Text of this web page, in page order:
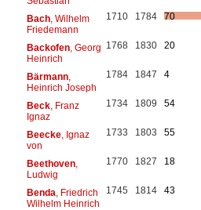
Bach, Wilhelm
Friedemann
1710 1784 70
Backofen, Georg
Heinrich
1768 1830 20
Bärmann,
Heinrich Joseph
1784 1847 4
Beck, Franz
Ignaz
1734 1809 54
Beecke, Ignaz
von
1733 1803 55
Beethoven,
Ludwig
1770 1827 18
Benda , Friedrich
Wilhelm Heinrich
1745 1814 43